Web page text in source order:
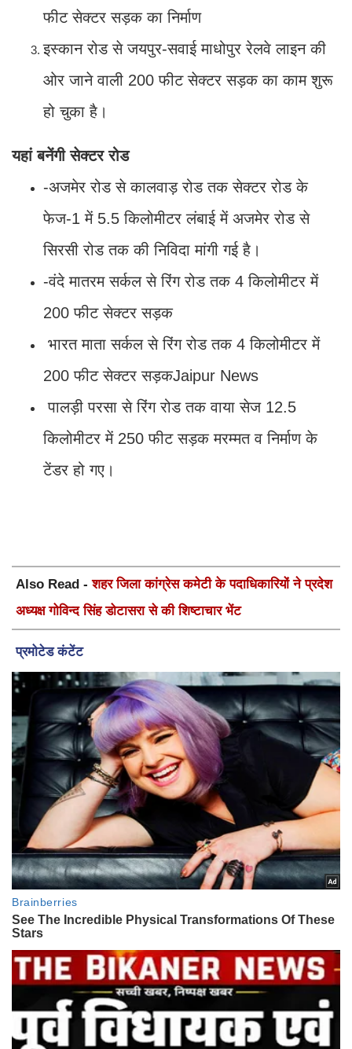
फीट सेक्टर सड़क का निर्माण
इस्कान रोड से जयपुर-सवाई माधोपुर रेलवे लाइन की
ओर जाने वाली 200 फीट सेक्टर सड़क का काम शुरू
हो चुका है।
यहां बनेंगी सेक्टर रोड
-अजमेर रोड से कालवाड़ रोड तक सेक्टर रोड के
फेज-1 में 5.5 किलोमीटर लंबाई में अजमेर रोड से
सिरसी रोड तक की निविदा मांगी गई है।
-वंदे मातरम सर्कल से रिंग रोड तक 4 किलोमीटर में
200 फीट सेक्टर सड़क
भारत माता सर्कल से रिंग रोड तक 4 किलोमीटर में
200 फीट सेक्टर सड़कJaipur News
पालड़ी परसा से रिंग रोड तक वाया सेज 12.5
किलोमीटर में 250 फीट सड़क मरम्मत व निर्माण के
टेंडर हो गए।
Also Read -शहर जिला कांग्रेस कमेटी के पदाधिकारियों ने प्रदेश
अध्यक्ष गोविन्द सिंह डोटासरा से की शिष्टाचार भेंट